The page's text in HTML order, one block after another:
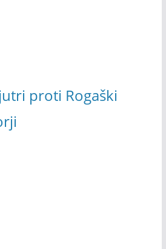
proti Rogaški